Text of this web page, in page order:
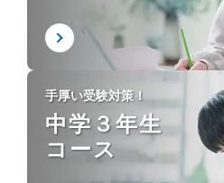
手厚い受験対策！
中学３年生
コース